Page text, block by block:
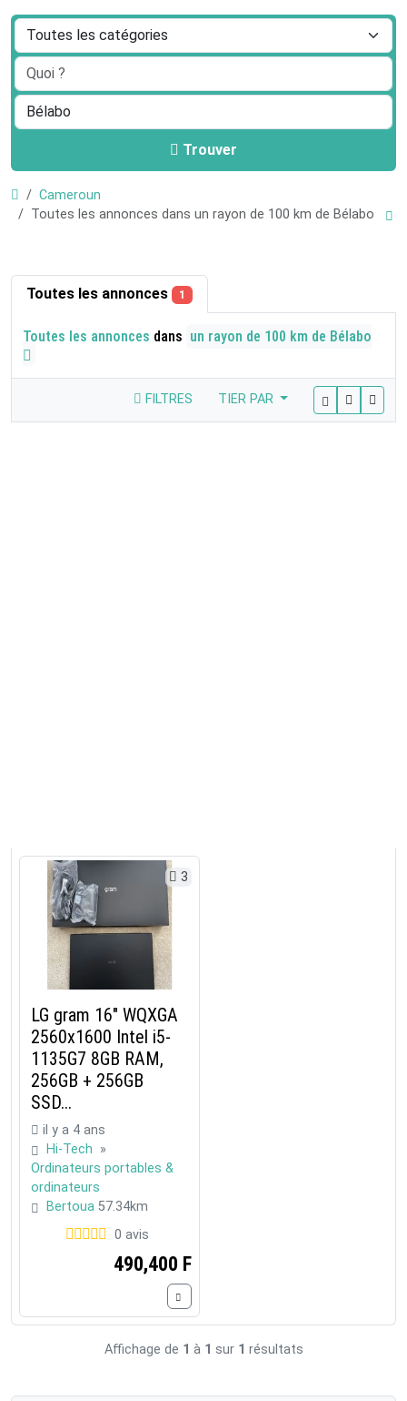
Trouver
Cameroun
Toutes les annonces dans un rayon de 100 km de Bélabo
Toutes les annonces 1
Toutes les annonces dans un rayon de 100 km de Bélabo
FILTRES TIER PAR
3
LG gram 16" WQXGA
2560x1600 Intel i5-
1135G7 8GB RAM,
256GB + 256GB
SSD...
il y a 4 ans
Hi-Tech »
Ordinateurs portables &
ordinateurs
Bertoua 57.34km
0 avis
490,400 F
Affichage de 1 à 1 sur 1 résultats